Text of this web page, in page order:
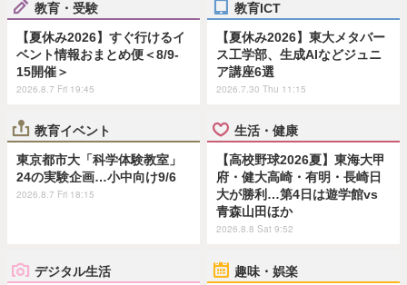
教育・受験
【夏休み2026】すぐ行けるイ
ベント情報おまとめ便＜8/9-
15開催＞
2026.8.7 Fri 19:45
教育ICT
【夏休み2026】東大メタバー
ス工学部、生成AIなどジュニ
ア講座6選
2026.7.30 Thu 11:15
教育イベント
東京都市大「科学体験教室」
24の実験企画…小中向け9/6
2026.8.7 Fri 18:15
生活・健康
【高校野球2026夏】東海大甲
府・健大高崎・有明・長崎日
大が勝利…第4日は遊学館vs
青森山田ほか
2026.8.8 Sat 9:52
デジタル生活 趣味・娯楽